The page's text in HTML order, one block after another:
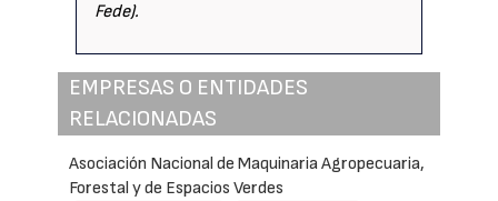
Fede).
EMPRESAS O ENTIDADES
RELACIONADAS
Asociación Nacional de Maquinaria Agropecuaria,
Forestal y de Espacios Verdes